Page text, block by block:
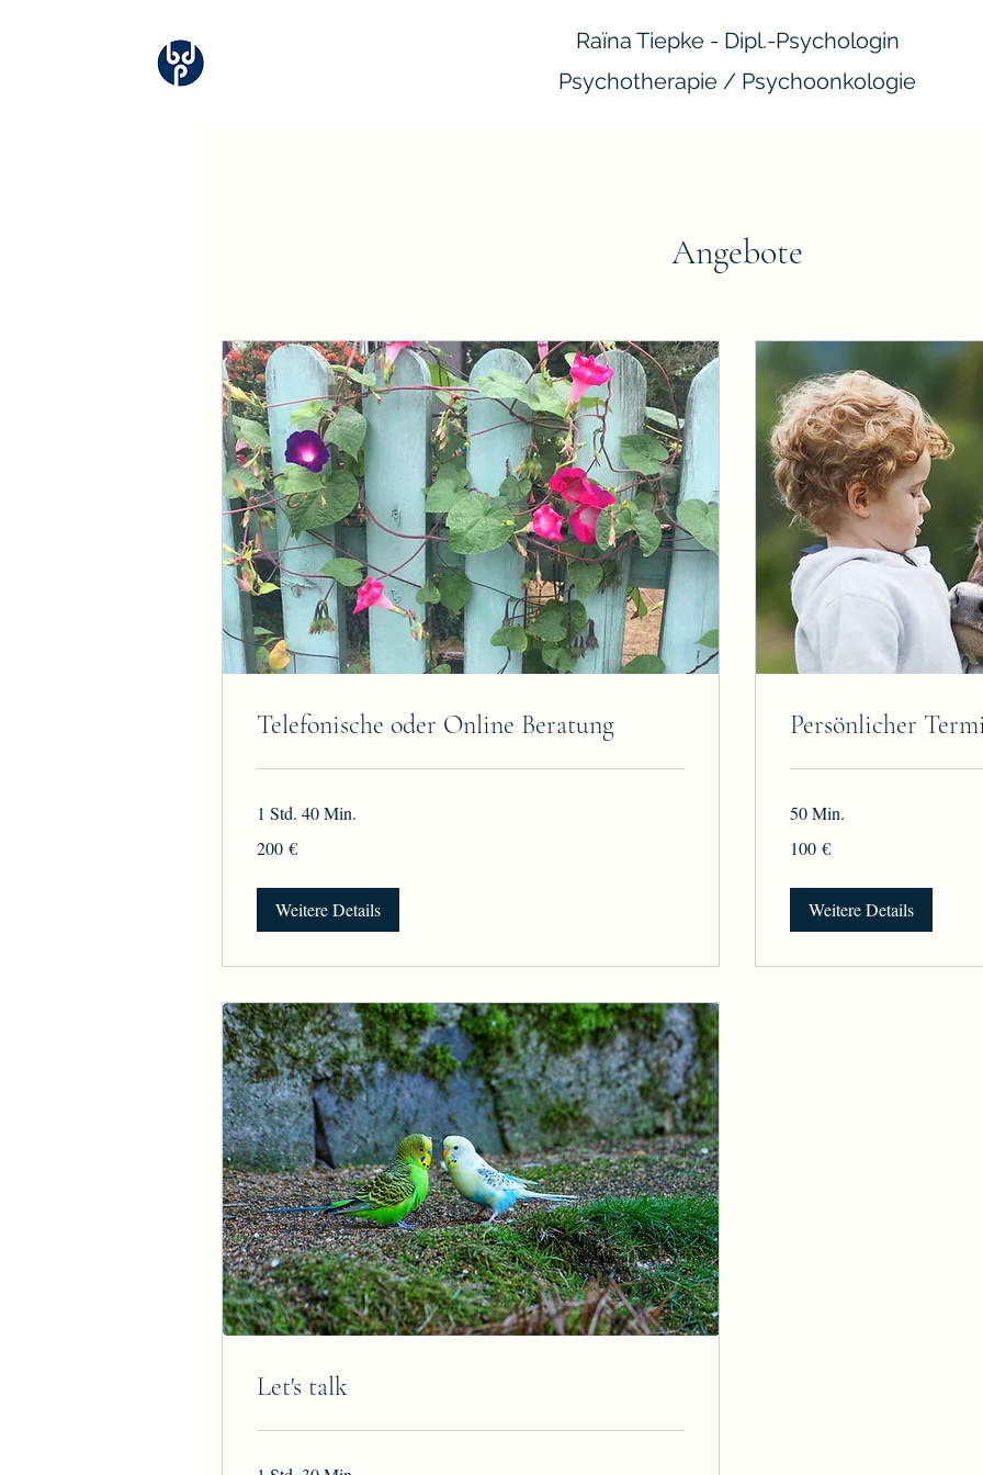
Raïna Tiepke - Dipl.-Psychologin
Psychotherapie / Psychoonkologie
Angebote
Telefonische oder Online Beratung
1 Std. 40 Min.
Euro
200 €
Weitere Details
Persönlicher
50 Min.
Euro
100 €
Weitere Details
Let's talk